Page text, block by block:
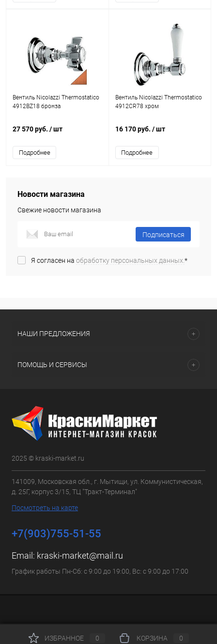
Вентиль Nicolazzi Thermostatico
4912BZ18 бронза
27 570 руб. / шт
Подробнее
Вентиль Nicolazzi Thermostatico
4912CR78 хром
16 170 руб. / шт
Подробнее
Новости магазина
Свежие новости магазина
Подписаться
Я согласен на обработку персональных данных.*
НАШИ ПРЕДЛОЖЕНИЯ
ПОМОЩЬ И СЕРВИСЫ
2025 © kraski-market.ru
141009, Московская обл., г. Мытищи, ул. Коммунистическая,
д. 25Г, корпус 3/15, ТЦ "Тракт-Терминал"
Посмотреть на карте
+7(903)755-51-55
Email: kraski-market@mail.ru
График работы Пн-Сб: с 9:00 до 19:00, Вс: с 9:00 до 17:00
ИЗБРАННОЕ 0 КОРЗИНА 0